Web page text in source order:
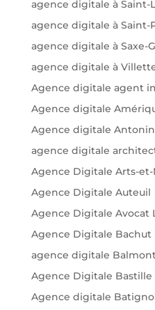
agence digitale à Saint-
agence digitale à Saint-
agence digitale à Saxe-
agence digitale à
Agence digitale agent
Agence digitale
Agence digitale
agence digitale
Agence Digitale Arts-
Agence Digitale Auteuil
Agence Digitale Avocat
Agence Digitale Bachut
agence digitale
Agence Digitale Bastille
Agence digitale